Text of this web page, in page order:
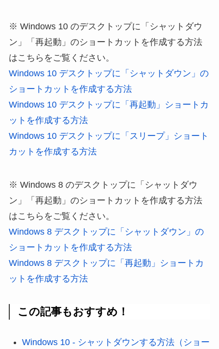
※ Windows 10 のデスクトップに「シャットダウ
ン」「再起動」のショートカットを作成する方法
はこちらをご覧ください。
Windows 10 デスクトップに「シャットダウン」の
ショートカットを作成する方法
Windows 10 デスクトップに「再起動」ショートカ
ットを作成する方法
Windows 10 デスクトップに「スリープ」ショート
カットを作成する方法
※ Windows 8 のデスクトップに「シャットダウ
ン」「再起動」のショートカットを作成する方法
はこちらをご覧ください。
Windows 8 デスクトップに「シャットダウン」の
ショートカットを作成する方法
Windows 8 デスクトップに「再起動」ショートカ
ットを作成する方法
この記事もおすすめ！
Windows 10 - シャットダウンする方法（ショー